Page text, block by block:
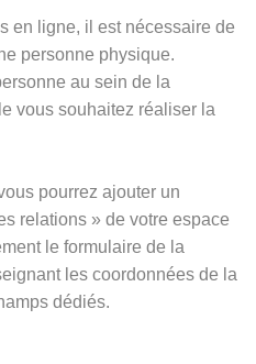
en ligne, il est nécessaire de
personne physique.
au sein de la
vous souhaitez réaliser la
pourrez ajouter un
relations » de votre espace
le formulaire de la
les coordonnées de la
dédiés.